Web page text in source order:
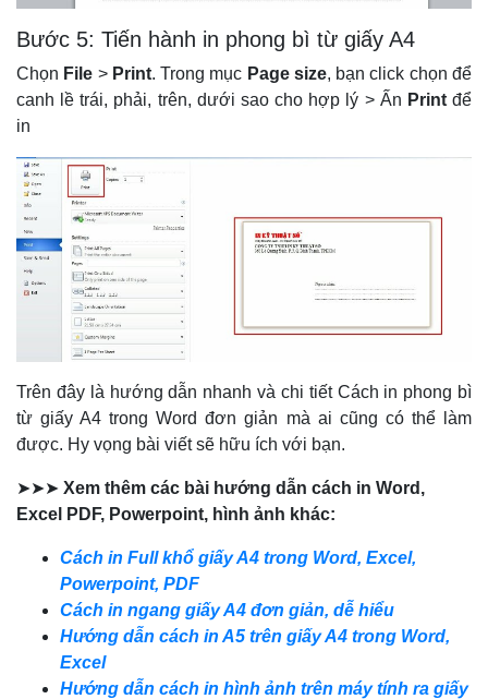
Bước 5: Tiến hành in phong bì từ giấy A4
Chọn File > Print. Trong mục Page size, bạn click chọn để
canh lề trái, phải, trên, dưới sao cho hợp lý > Ấn Printđể
in
Trên đây là hướng dẫn nhanh và chi tiết Cách in phong bì
từ giấy A4 trong Word đơn giản mà ai cũng có thể làm
được. Hy vọng bài viết sẽ hữu ích với bạn.
➤➤➤ Xem thêm các bài hướng dẫn cách in Word,
Excel PDF, Powerpoint, hình ảnh khác:
Cách in Full khổ giấy A4 trong Word, Excel,
Powerpoint, PDF
Cách in ngang giấy A4 đơn giản, dễ hiểu
Hướng dẫn cách in A5 trên giấy A4 trong Word,
Excel
Hướng dẫn cách in hình ảnh trên máy tính ra giấy